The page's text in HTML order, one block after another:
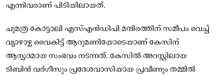
എന്നിവരാണ് പിടിയിലായത്.
ചുമത്ര കോട്ടാലി എസ്എൻഡിപി മന്ദിരത്തിന് സമീപം വെച്ച്
വ്യാഴാഴ്ച വൈകിട്ട് ആറുമണിയോടെയാണ് കേസിന്
ആസ്പദമായ സംഭവം നടന്നത്. കേസിൽ അറസ്റ്റിലായ
ടിബിൻ വർഗീസും പ്രദേശവാസിയായ പ്രവീണും തമ്മിൽ